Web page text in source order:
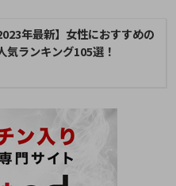
年最新】女性におすすめの
気ランキング105選！